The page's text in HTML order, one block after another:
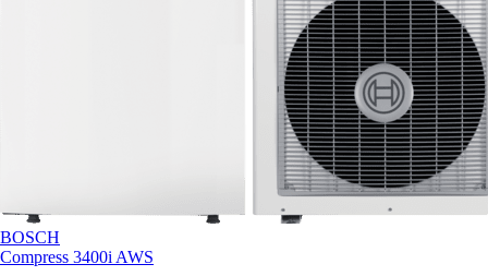
BOSCH
Compress 3400i AWS